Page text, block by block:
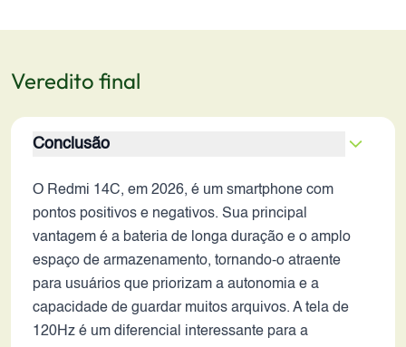
Veredito final
Conclusão
O Redmi 14C, em 2026, é um smartphone com
pontos positivos e negativos. Sua principal
vantagem é a bateria de longa duração e o amplo
espaço de armazenamento, tornando-o atraente
para usuários que priorizam a autonomia e a
capacidade de guardar muitos arquivos. A tela de
120Hz é um diferencial interessante para a